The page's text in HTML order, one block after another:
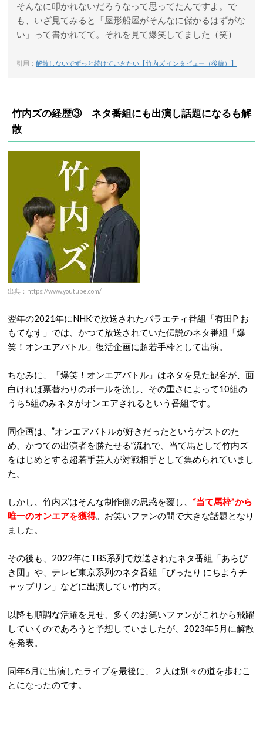
そんなに叩かれないだろうなって思ってたんですよ。で
も、いざ見てみると「屋形船屋がそんなに儲かるはずがな
い」って書かれてて。それを見て爆笑してました（笑）
引用： 解散しないでずっと続けていきたい【竹内ズ インタビュー（後編）】
竹内ズの経歴③ ネタ番組にも出演し話題になるも解
散
出典：https://www.youtube.com/
翌年の2021年にNHKで放送されたバラエティ番組「有田P お
もてなす」では、かつて放送されていた伝説のネタ番組「爆
笑！オンエアバトル」復活企画に超若手枠として出演。
ちなみに、「爆笑！オンエアバトル」はネタを見た観客が、面
白ければ票替わりのボールを流し、その重さによって10組の
うち5組のみネタがオンエアされるという番組です。
同企画は、”オンエアバトルが好きだったというゲストのた
め、かつての出演者を勝たせる”流れで、当て馬として竹内ズ
をはじめとする超若手芸人が対戦相手として集められていまし
た。
しかし、竹内ズはそんな制作側の思惑を覆し、 “当て馬枠”から
唯一のオンエアを獲得。お笑いファンの間で大きな話題となり
ました。
その後も、2022年にTBS系列で放送されたネタ番組「あらび
き団」や、テレビ東京系列のネタ番組「ぴったり にちようチ
ャップリン」などに出演してい竹内ズ。
以降も順調な活躍を見せ、多くのお笑いファンがこれから飛躍
していくのであろうと予想していましたが、2023年5月に解散
を発表。
同年6月に出演したライブを最後に、２人は別々の道を歩むこ
とになったのです。